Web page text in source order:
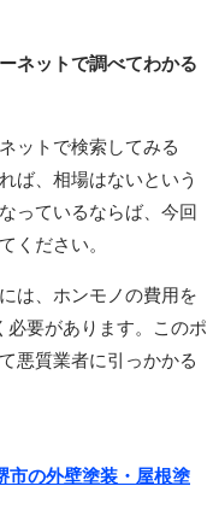
ネットで調べてわかる
ットで検索してみる
ば、相場はないという
っているならば、今回
ください。
は、ホンモノの費用を
必要があります。このポ
悪質業者に引っかかる
市の外壁塗装・屋根塗